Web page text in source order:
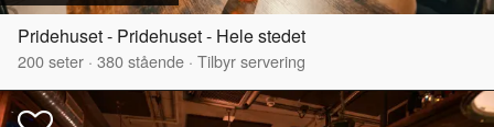
Pridehuset - Pridehuset - Hele stedet
200seter · 380stående · Tilbyr servering